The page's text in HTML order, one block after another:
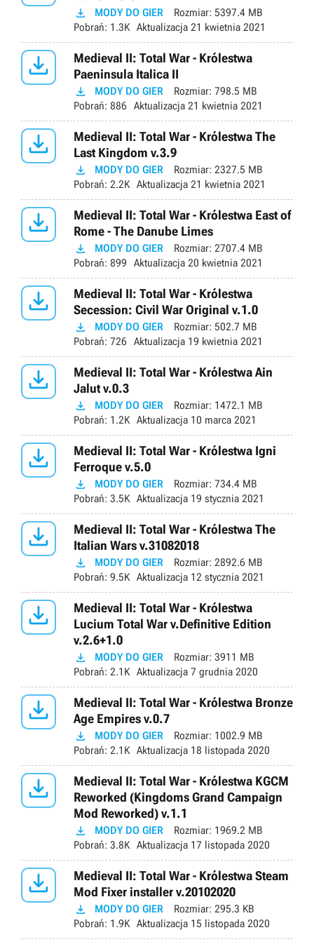
 MODY DO GIER Rozmiar: 5397.4 MB
Pobrań: 1.3K Aktualizacja 21 kwietnia 2021

Medieval II: Total War - Królestwa
Paeninsula Italica II
 MODY DO GIER Rozmiar: 798.5 MB
Pobrań: 886 Aktualizacja 21 kwietnia 2021

Medieval II: Total War - Królestwa The
Last Kingdom v.3.9
 MODY DO GIER Rozmiar: 2327.5 MB
Pobrań: 2.2K Aktualizacja 21 kwietnia 2021

Medieval II: Total War - Królestwa East of
Rome - The Danube Limes
 MODY DO GIER Rozmiar: 2707.4 MB
Pobrań: 899 Aktualizacja 20 kwietnia 2021

Medieval II: Total War - Królestwa
Secession: Civil War Original v.1.0
 MODY DO GIER Rozmiar: 502.7 MB
Pobrań: 726 Aktualizacja 19 kwietnia 2021

Medieval II: Total War - Królestwa Ain
Jalut v.0.3
 MODY DO GIER Rozmiar: 1472.1 MB
Pobrań: 1.2K Aktualizacja 10 marca 2021

Medieval II: Total War - Królestwa Igni
Ferroque v.5.0
 MODY DO GIER Rozmiar: 734.4 MB
Pobrań: 3.5K Aktualizacja 19 stycznia 2021

Medieval II: Total War - Królestwa The
Italian Wars v.31082018
 MODY DO GIER Rozmiar: 2892.6 MB
Pobrań: 9.5K Aktualizacja 12 stycznia 2021

Medieval II: Total War - Królestwa
Lucium Total War v.Definitive Edition
v.2.6+1.0
 MODY DO GIER Rozmiar: 3911 MB
Pobrań: 2.1K Aktualizacja 7 grudnia 2020

Medieval II: Total War - Królestwa Bronze
Age Empires v.0.7
 MODY DO GIER Rozmiar: 1002.9 MB
Pobrań: 2.1K Aktualizacja 18 listopada 2020

Medieval II: Total War - Królestwa KGCM
Reworked (Kingdoms Grand Campaign
Mod Reworked) v.1.1
 MODY DO GIER Rozmiar: 1969.2 MB
Pobrań: 3.8K Aktualizacja 17 listopada 2020

Medieval II: Total War - Królestwa Steam
Mod Fixer installer v.20102020
 MODY DO GIER Rozmiar: 295.3 KB
Pobrań: 1.9K Aktualizacja 15 listopada 2020